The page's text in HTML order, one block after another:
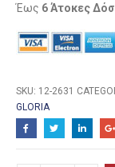
Έως 6 Άτοκες
SKU: 12-2631
GLORIA